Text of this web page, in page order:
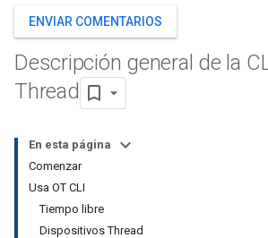
ENVIAR COMENTARIOS
Descripción general de la
Thread
En esta página
Comenzar
Usa OT CLI
Tiempo libre
Dispositivos Thread